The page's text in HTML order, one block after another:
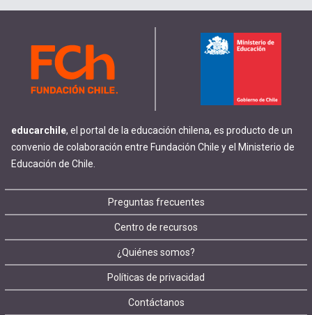
educarchile, el portal de la educación chilena, es producto de un
convenio de colaboración entre Fundación Chile y el Ministerio de
Educación de Chile.
Footer
menu
Preguntas frecuentes
Centro de recursos
¿Quiénes somos?
Políticas de privacidad
Contáctanos